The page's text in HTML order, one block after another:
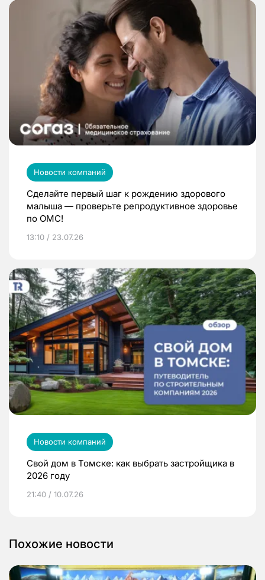
Новости компаний
Сделайте первый шаг к рождению здорового
малыша — проверьте репродуктивное здоровье
по ОМС!
13:10 / 23.07.26
Новости компаний
Свой дом в Томске: как выбрать застройщика в
2026 году
21:40 / 10.07.26
Похожие новости